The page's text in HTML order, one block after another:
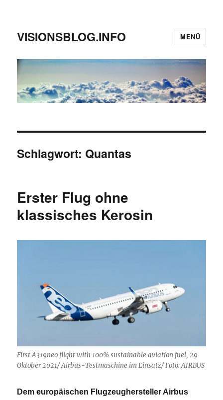
VISIONSBLOG.INFO MENÜ
Schlagwort: Quantas
Erster Flug ohne
klassisches Kerosin
First A319neo flight with 100% sustainable aviation fuel, 29
Oktober 2021/ Airbus-Testmaschine im Einsatz/ Foto: AIRBUS
Dem europäischen Flugzeughersteller Airbus